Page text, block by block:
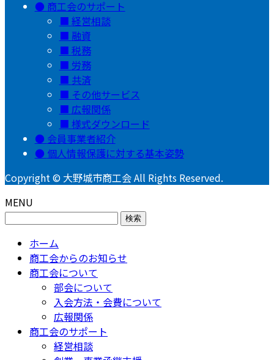
商工会のサポート
経営相談
融資
税務
労務
共済
その他サービス
広報関係
様式ダウンロード
会員事業者紹介
個人情報保護に対する基本姿勢
Copyright © 大野城市商工会 All Rights Reserved.
MENU
検
ホーム
商工会からのお知らせ
商工会について
部会について
入会方法・会費について
広報関係
商工会のサポート
経営相談